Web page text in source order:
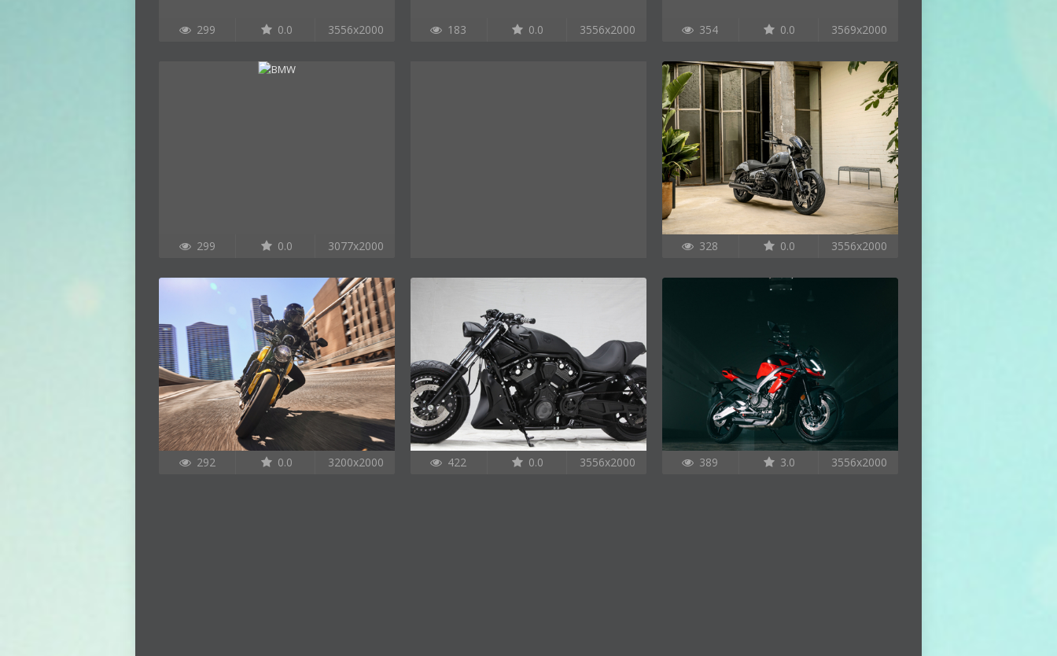
299 0.0 3556x2000 183 0.0 3556x2000 354 0.0 3569x2000
299 0.0 3077x2000 328 0.0 3556x2000
292 0.0 3200x2000 422 0.0 3556x2000 389 3.0 3556x2000